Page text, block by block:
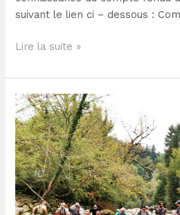
suivant le lien ci – dessous :
Lire la suite »
Pêche
électrique
dans
la
BÉZIÈRE
DES
MOULINS